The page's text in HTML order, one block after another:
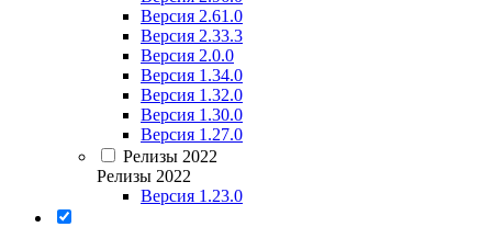
Версия 2.61.0
Версия 2.33.3
Версия 2.0.0
Версия 1.34.0
Версия 1.32.0
Версия 1.30.0
Версия 1.27.0
Релизы 2022
Релизы 2022
Версия 1.23.0